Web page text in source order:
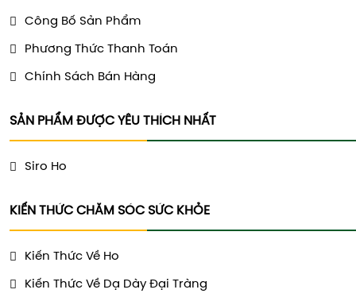
Công Bố Sản Phẩm
Phương Thức Thanh Toán
Chính Sách Bán Hàng
SẢN PHẨM ĐƯỢC YÊU THÍCH NHẤT
Siro Ho
KIẾN THỨC CHĂM SÓC SỨC KHỎE
Kiến Thức Về Ho
Kiến Thức Về Dạ Dày Đại Tràng